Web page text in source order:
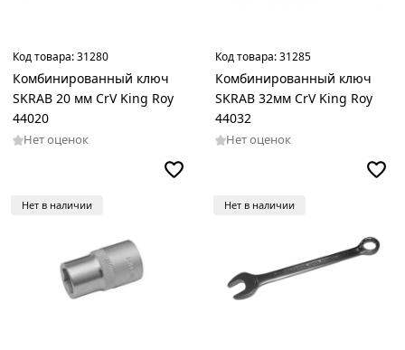
Код товара:31280
Комбинированный ключ
SKRAB 20 мм CrV King Roy
44020
Нет оценок
Код товара:31285
Комбинированный ключ
SKRAB 32мм CrV King Roy
44032
Нет оценок
Нет в наличии Нет в наличии